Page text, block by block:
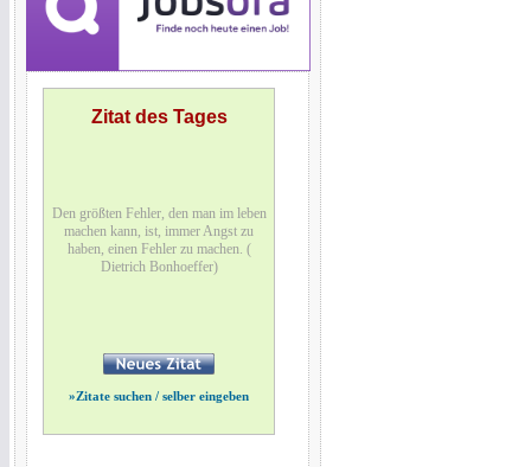
Zitat des Tages
Den größten Fehler, den man im leben
machen kann, ist, immer Angst zu
haben, einen Fehler zu machen. (
Dietrich Bonhoeffer)
»Zitate suchen / selber eingeben